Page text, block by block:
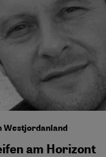
Westjordanland
am Horizont